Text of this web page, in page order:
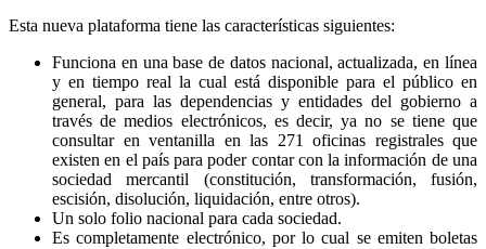
Esta nueva plataforma tiene las características siguientes:
Funciona en una base de datos nacional, actualizada, en línea
y en tiempo real la cual está disponible para el público en
general, para las dependencias y entidades del gobierno a
través de medios electrónicos, es decir, ya no se tiene que
consultar en ventanilla en las 271 oficinas registrales que
existen en el país para poder contar con la información de una
sociedad mercantil (constitución, transformación, fusión,
escisión, disolución, liquidación, entre otros).
Un solo folio nacional para cada sociedad.
Es completamente electrónico, por lo cual se emiten boletas